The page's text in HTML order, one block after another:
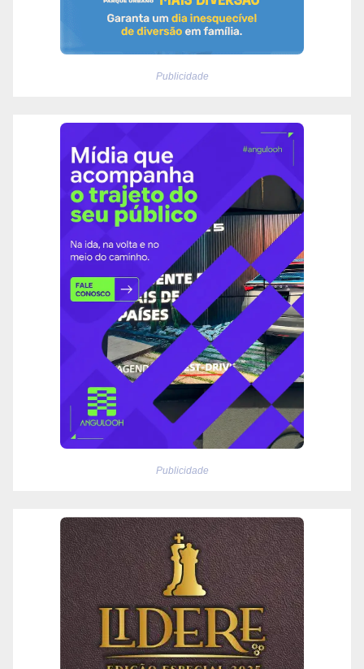
Publicidade
Publicidade